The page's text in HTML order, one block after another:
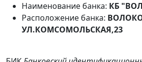
Наименование банка: КБ
Расположение банка:
УЛ.КОМСОМОЛЬСКАЯ,23